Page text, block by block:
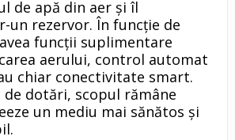
de apă din aer și îl
un rezervor. În funcție de
funcții suplimentare
aerului, control automat
chiar conectivitate smart.
dotări, scopul rămâne
un mediu mai sănătos și